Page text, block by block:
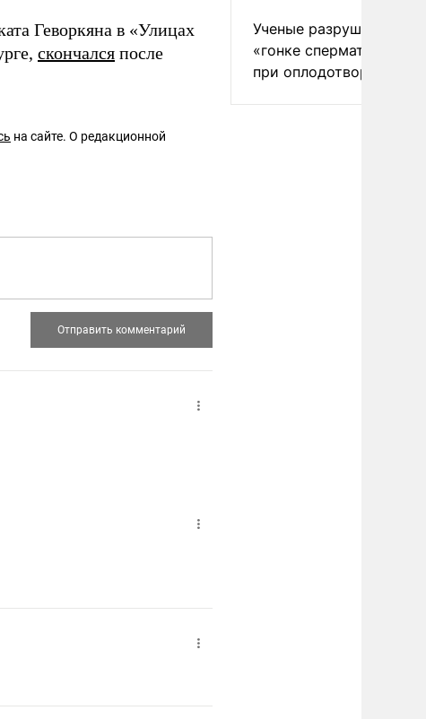
Геворкяна в «Улицах
скончался после
на сайте. О редакционной
Ученые разрушили миф
«гонке
при оплодотворении